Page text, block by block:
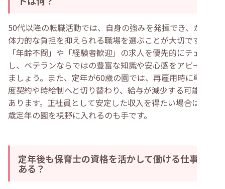
50代以降の転職活動では、自身の強みを発揮でき、かつ
体力的な負担を抑えられる職場を選ぶことが大切です。
「年齢不問」や「経験者歓迎」の求人を優先的にチェック
し、ベテランならではの豊富な知識や安心感をアピールし
ましょう。また、定年が60歳の園では、再雇用時に単年
度契約や時給制へと切り替わり、給与が減少する可能性が
あります。正社員として安定した収入を得たい場合は、65
歳定年の園を視野に入れるのも手です。
定年後も保育士の資格を活かして働ける仕事は
ある？